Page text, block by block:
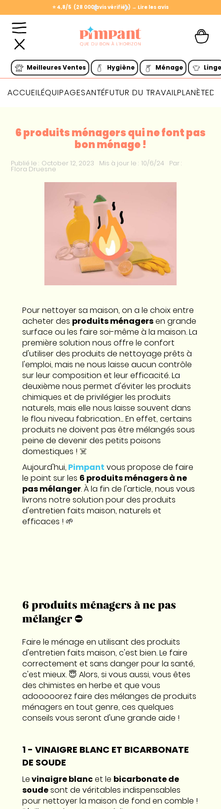
⭐️ 4,8/5 (28 000 avis vérifiés) → Lire les avis
Slide 1 of 2.
Meilleures Ventes Hygiène Ménage
ACCUEILÉQUIPAGESANTÉFUTUR DU TRAVAILPLANÈTE
6 produits ménagers qui ne font pas
bon ménage !
Publié le : October 12, 2023 Mis à jour le : 10/6/24 Par :
Flora Druesne
Pour nettoyer sa maison, on a le choix entre
acheter des produits ménagersen grande
surface ou les faire soi-même à la maison. La
première solution nous offre le confort
d'utiliser des produits de nettoyage prêts à
l'emploi, mais ne nous laisse aucun contrôle
sur leur composition et leur efficacité. La
deuxième nous permet d'éviter les produits
chimiques et de privilégier les produits
naturels, mais elle nous laisse souvent dans
le flou niveau fabrication... En effet, certains
produits ne doivent pas être mélangés sous
peine de devenir des petits poisons
domestiques ! ☠️
Aujourd'hui, Pimpant vous propose de faire
le point sur les 6 produits ménagers à ne
pas mélanger. À la fin de l'article, nous vous
livrons notre solution pour des produits
d'entretien faits maison, naturels et
efficaces ! 🌱
6 produits ménagers à ne pas
mélanger ⛔️
Faire le ménage en utilisant des produits
d'entretien faits maison, c'est bien. Le faire
correctement et sans danger pour la santé,
c'est mieux. 😇 Alors, si vous aussi, vous êtes
des chimistes en herbe et que vous
adooooorez faire des mélanges de produits
ménagers en tout genre, ces quelques
conseils vous seront d'une grande aide !
1 - VINAIGRE BLANC ET BICARBONATE
DE SOUDE
Levinaigre blancet le bicarbonate de
soudesont de véritables indispensables
pour nettoyer la maison de fond en comble !